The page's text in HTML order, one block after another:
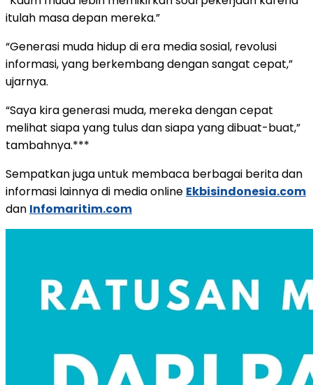
itulah masa depan mereka.”
“Generasi muda hidup di era media sosial, revolusi
informasi, yang berkembang dengan sangat cepat,”
ujarnya.
“Saya kira generasi muda, mereka dengan cepat
melihat siapa yang tulus dan siapa yang dibuat-buat,”
tambahnya.***
Sempatkan juga untuk membaca berbagai berita dan
informasi lainnya di media online Ekbisindonesia.com
dan Infomaritim.com